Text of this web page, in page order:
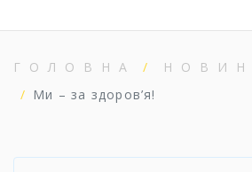
ГОЛОВНА
Ми – за здоров’я!